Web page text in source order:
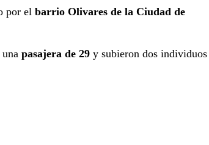
por el barrio Olivares de la Ciudad de
pasajera de 29 y subieron dos individuos